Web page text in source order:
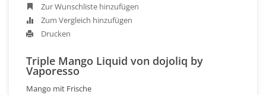
Zur Wunschliste hinzufügen
Zum Vergleich hinzufügen
Drucken
Triple Mango Liquid von dojoliq by
Vaporesso
Mango mit Frische